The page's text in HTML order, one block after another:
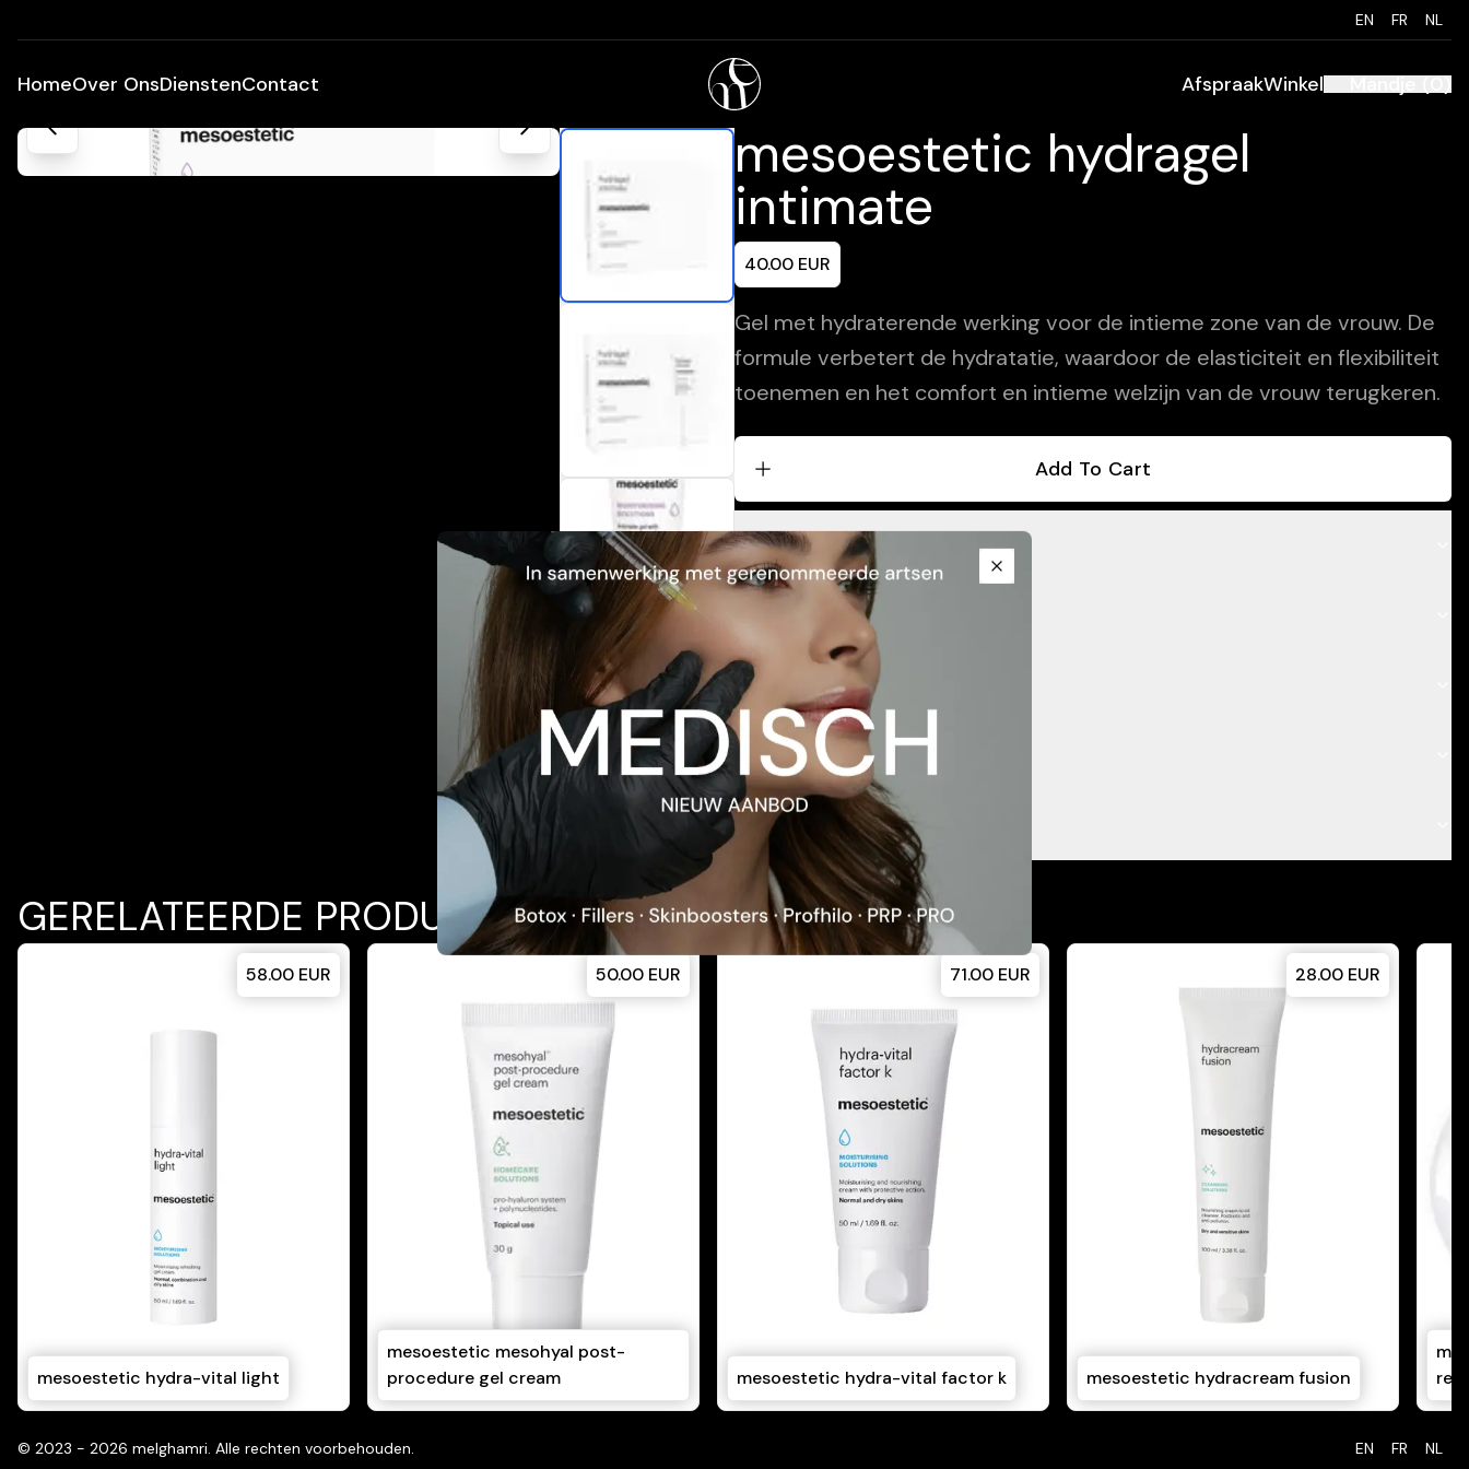
EN FR NL
HomeOver OnsDienstenContact AfspraakWinkel Mandje(0)
mesoestetic hydragel
intimate
40.00 EUR
Gel met hydraterende werking voor de intieme zone van de vrouw. De
formule verbetert de hydratatie, waardoor de elasticiteit en flexibiliteit
toenemen en het comfort en intieme welzijn van de vrouw terugkeren.
Add To Cart
Beschrijving
Ingrediënten
Huidtype
Problematiek
GERELATEERDE PRODUCTEN
mesoestetic hydra-vital light
58.00 EUR
mesoestetic mesohyal post-
procedure gel cream
50.00 EUR
mesoestetic hydra-vital factor k
71.00 EUR
mesoestetic hydracream fusion
28.00 EUR
© 2023 - 2026 melghamri. Alle rechten voorbehouden. EN FR NL